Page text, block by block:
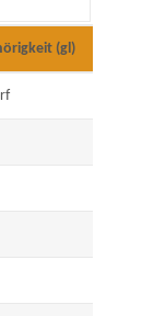
(gl)